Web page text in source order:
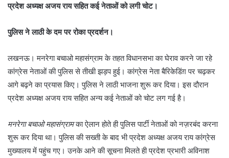
प्रदेश अध्यक्ष अजय राय सहित कई नेताओं को लगी चोट।
पुलिस ने लाठी के दम पर रोका प्रदर्शन।
लखनऊ। मनरेगा बचाओ महासंग्राम के तहत विधानसभा का घेराव करने जा रहे
कांग्रेस नेताओं की पुलिस से तीखी झड़प हुई। कांग्रेस नेता बैरिकेडिंग़ पर चढ़कर
आगे बढ़ने का प्रयास किए। पुलिस ने लाठी भाजना शुरू कर दिया। इस दौरान
प्रदेश अध्यक्ष अजय राय सहित अन्य कई नेताओं को चोट लग गई है।
मनरेगा बचाओ महासंग्रामका ऐलान होते ही पुलिस पार्टी नेताओं को नज़रबंद करना
शुरू कर दिया था। पुलिस की सख्ती के बाद भी प्रदेश अध्यक्ष अजय राय कांग्रेस
मुख्यालय में पहुंच गए। उनके आने की सूचना मिलते ही प्रदेश प्रभारी अविनाश